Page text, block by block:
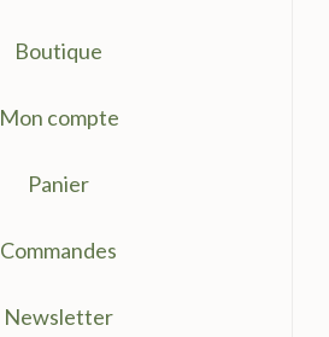
Boutique
Mon compte
Panier
Commandes
Newsletter